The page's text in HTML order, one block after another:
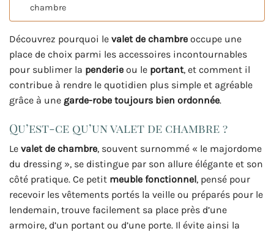
chambre
Découvrez pourquoi le valet de chambre occupe une
place de choix parmi les accessoires incontournables
pour sublimer la penderie ou le portant, et comment il
contribue à rendre le quotidien plus simple et agréable
grâce à une garde-robe toujours bien ordonnée.
Qu’est-ce qu’un valet de chambre ?
Le valet de chambre, souvent surnommé « le majordome
du dressing », se distingue par son allure élégante et son
côté pratique. Ce petit meuble fonctionnel, pensé pour
recevoir les vêtements portés la veille ou préparés pour le
lendemain, trouve facilement sa place près d’une
armoire, d’un portant ou d’une porte. Il évite ainsi la